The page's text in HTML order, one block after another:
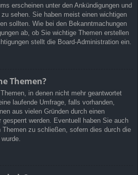
erscheinen unter den Ankündigungen und
sehen. Sie haben meist einen wichtigen
sollten. Wie bei den Bekanntmachungen
ab, ob Sie wichtige Themen erstellen
stellt die Board-Administration ein.
Themen?
in denen nicht mehr geantwortet
laufende Umfrage, falls vorhanden,
aus vielen Gründen durch einen
gesperrt werden. Eventuell haben Sie auch
zu schließen, sofern dies durch die